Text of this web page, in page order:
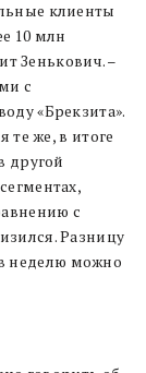
клиенты
10 млн
Зенькович. –
с
«Брекзита».
те же, в итоге
другой
с
Разницу
в неделю можно